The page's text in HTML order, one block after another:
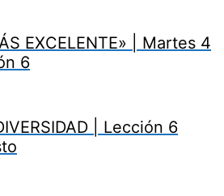
EXCELENTE» | Martes 4
6
| Lección 6